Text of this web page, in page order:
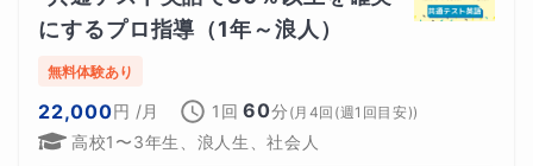
にするプロ指導（1年～浪人）
無料体験あり
22,000円 /月 1回 60分 ( 月4回(週1回目安))
高校1〜3年生、浪人生、社会人